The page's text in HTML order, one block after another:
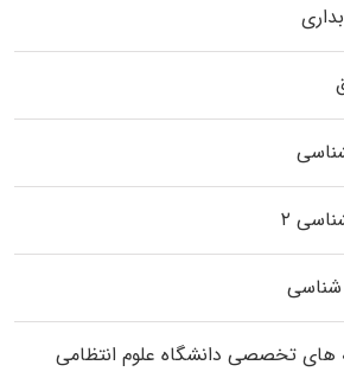
۲
شناسی
ﻫﺎی تخصصی داﻧﺸﮕﺎه ﻋﻠﻮم انتظامی